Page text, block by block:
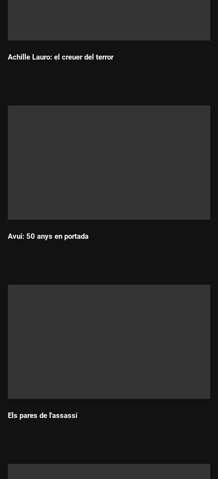
Achille Lauro: el creuer del terror
Avui: 50 anys en portada
Els pares de l'assassí